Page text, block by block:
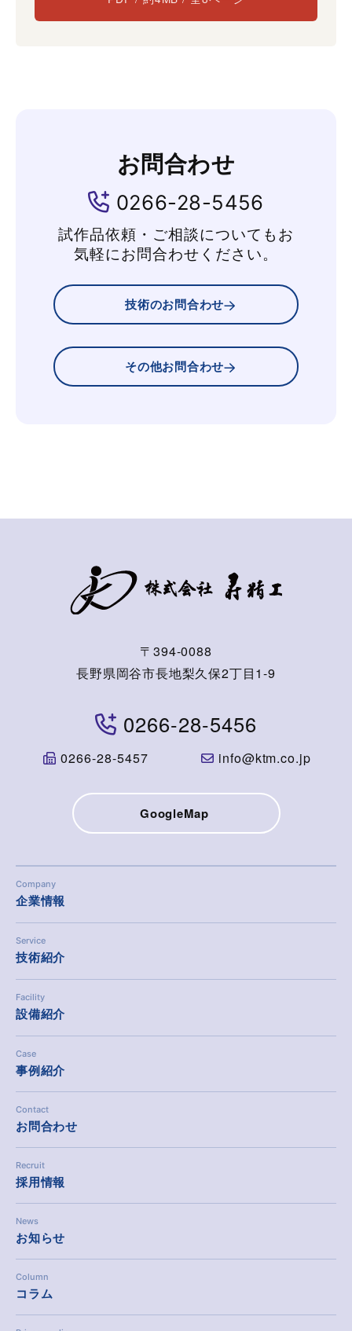
お問合わせ
0266-28-5456
試作品依頼・ご相談についてもお
気軽にお問合わせください。
技術のお問合わせ
その他お問合わせ
〒394-0088
長野県岡谷市長地梨久保2丁目1-9
0266-28-5456
0266-28-5457 info@ktm.co.jp
GoogleMap
Company
企業情報
Service
技術紹介
Facility
設備紹介
Case
事例紹介
Contact
お問合わせ
Recruit
採用情報
News
お知らせ
Column
コラム